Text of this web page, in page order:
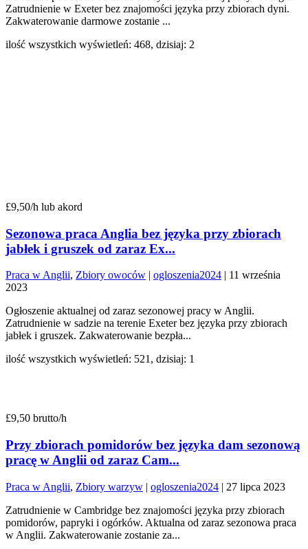
Zatrudnienie w Exeter bez znajomości języka przy zbiorach dyni.
Zakwaterowanie darmowe zostanie ...
ilość wszystkich wyświetleń: 468, dzisiaj: 2
£9,50/h lub akord
Sezonowa praca Anglia bez języka przy zbiorach
jabłek i gruszek od zaraz Ex...
Praca w Anglii, Zbiory owoców | ogloszenia2024 | 11 września
2023
Ogłoszenie aktualnej od zaraz sezonowej pracy w Anglii.
Zatrudnienie w sadzie na terenie Exeter bez języka przy zbiorach
jabłek i gruszek. Zakwaterowanie bezpła...
ilość wszystkich wyświetleń: 521, dzisiaj: 1
£9,50 brutto/h
Przy zbiorach pomidorów bez języka dam sezonową
pracę w Anglii od zaraz Cam...
Praca w Anglii, Zbiory warzyw | ogloszenia2024 | 27 lipca 2023
Zatrudnienie w Cambridge bez znajomości języka przy zbiorach
pomidorów, papryki i ogórków. Aktualna od zaraz sezonowa praca
w Anglii. Zakwaterowanie zostanie za...